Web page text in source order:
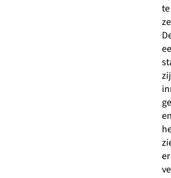
te
er